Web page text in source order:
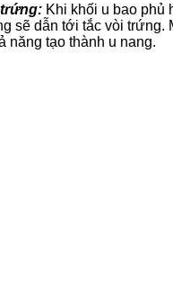
Khi khối u bao phủ
sẽ dẫn tới tắc vòi trứng.
năng tạo thành u nang.